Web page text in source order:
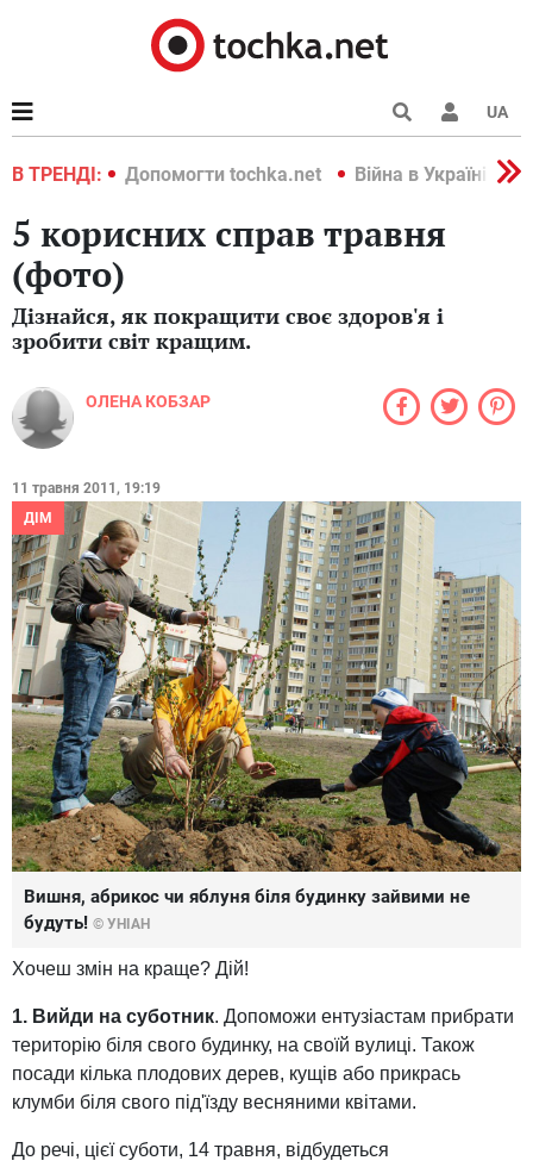
UA
В ТРЕНДІ:
2022 Допомогти tochka.net Війна в Україні 2022
5 корисних справ травня
(фото)
Дізнайся, як покращити своє здоров'я і
зробити світ кращим.
ОЛЕНА КОБЗАР
11 травня 2011, 19:19
ДІМ
Вишня, абрикос чи яблуня біля будинку зайвими не
будуть! © УНІАН
Хочеш змін на краще? Дій!
1. Вийди на суботник. Допоможи ентузіастам прибрати
територію біля свого будинку, на своїй вулиці. Також
посади кілька плодових дерев, кущів або прикрась
клумби біля свого під'їзду весняними квітами.
До речі, цієї суботи, 14 травня, відбудеться